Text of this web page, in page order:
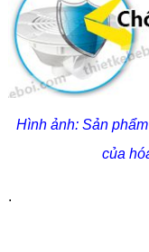
Hình ảnh: Sản
của
.